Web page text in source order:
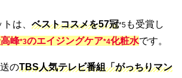
は、 ベストコスメを57冠*5 も受賞し
峰*3のエイジングケア*4化粧水です。
のTBS人気テレビ番組「がっちりマン